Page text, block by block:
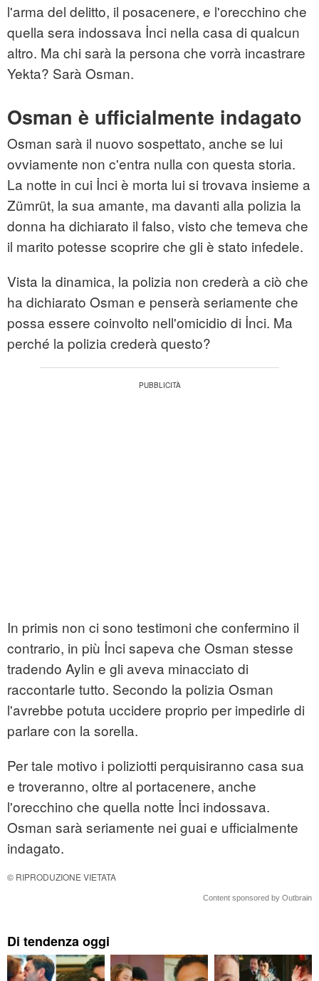
l'arma del delitto, il posacenere, e l'orecchino che
quella sera indossava İnci nella casa di qualcun
altro. Ma chi sarà la persona che vorrà incastrare
Yekta? Sarà Osman.
Osman è ufficialmente indagato
Osman sarà il nuovo sospettato, anche se lui
ovviamente non c'entra nulla con questa storia.
La notte in cui İnci è morta lui si trovava insieme a
Zümrüt, la sua amante, ma davanti alla polizia la
donna ha dichiarato il falso, visto che temeva che
il marito potesse scoprire che gli è stato infedele.
Vista la dinamica, la polizia non crederà a ciò che
ha dichiarato Osman e penserà seriamente che
possa essere coinvolto nell'omicidio di İnci. Ma
perché la polizia crederà questo?
In primis non ci sono testimoni che confermino il
contrario, in più İnci sapeva che Osman stesse
tradendo Aylin e gli aveva minacciato di
raccontarle tutto. Secondo la polizia Osman
l'avrebbe potuta uccidere proprio per impedirle di
parlare con la sorella.
Per tale motivo i poliziotti perquisiranno casa sua
e troveranno, oltre al portacenere, anche
l'orecchino che quella notte İnci indossava.
Osman sarà seriamente nei guai e ufficialmente
indagato.
© RIPRODUZIONE VIETATA
Content sponsored by Outbrain
Di tendenza oggi